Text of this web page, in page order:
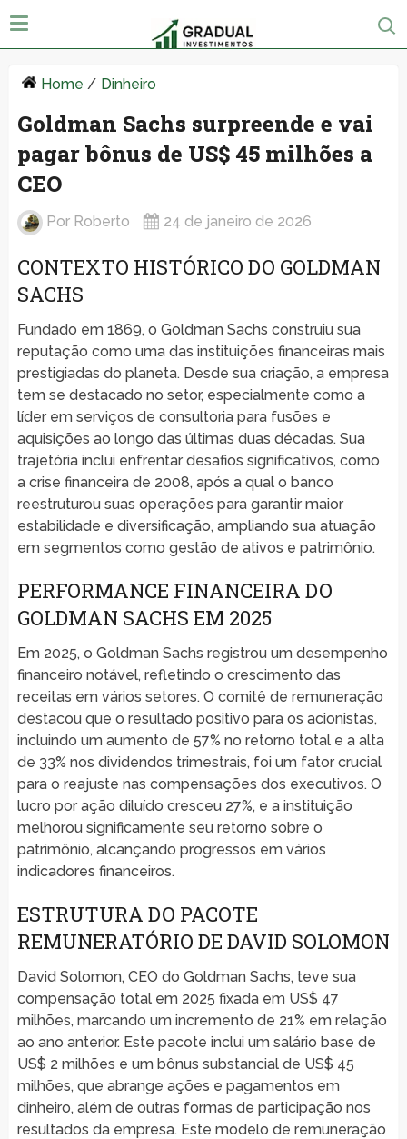
Home / Dinheiro
Goldman Sachs surpreende e vai
pagar bônus de US$ 45 milhões a
CEO
Por Roberto 24 de janeiro de 2026
CONTEXTO HISTÓRICO DO GOLDMAN
SACHS
Fundado em 1869, o Goldman Sachs construiu sua
reputação como uma das instituições financeiras mais
prestigiadas do planeta. Desde sua criação, a empresa
tem se destacado no setor, especialmente como a
líder em serviços de consultoria para fusões e
aquisições ao longo das últimas duas décadas. Sua
trajetória inclui enfrentar desafios significativos, como
a crise financeira de 2008, após a qual o banco
reestruturou suas operações para garantir maior
estabilidade e diversificação, ampliando sua atuação
em segmentos como gestão de ativos e patrimônio.
PERFORMANCE FINANCEIRA DO
GOLDMAN SACHS EM 2025
Em 2025, o Goldman Sachs registrou um desempenho
financeiro notável, refletindo o crescimento das
receitas em vários setores. O comitê de remuneração
destacou que o resultado positivo para os acionistas,
incluindo um aumento de 57% no retorno total e a alta
de 33% nos dividendos trimestrais, foi um fator crucial
para o reajuste nas compensações dos executivos. O
lucro por ação diluído cresceu 27%, e a instituição
melhorou significamente seu retorno sobre o
patrimônio, alcançando progressos em vários
indicadores financeiros.
ESTRUTURA DO PACOTE
REMUNERATÓRIO DE DAVID SOLOMON
David Solomon, CEO do Goldman Sachs, teve sua
compensação total em 2025 fixada em US$ 47
milhões, marcando um incremento de 21% em relação
ao ano anterior. Este pacote inclui um salário base de
US$ 2 milhões e um bônus substancial de US$ 45
milhões, que abrange ações e pagamentos em
dinheiro, além de outras formas de participação nos
resultados da empresa. Este modelo de remuneração